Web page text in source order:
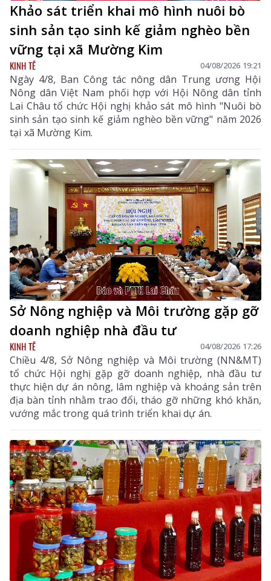
Khảo sát triển khai mô hình nuôi bò
sinh sản tạo sinh kế giảm nghèo bền
vững tại xã Mường Kim
KINH TẾ 04/08/2026 19:21
Ngày 4/8, Ban Công tác nông dân Trung ương Hội
Nông dân Việt Nam phối hợp với Hội Nông dân tỉnh
Lai Châu tổ chức Hội nghị khảo sát mô hình "Nuôi bò
sinh sản tạo sinh kế giảm nghèo bền vững" năm 2026
tại xã Mường Kim.
Sở Nông nghiệp và Môi trường gặp gỡ
doanh nghiệp nhà đầu tư
KINH TẾ 04/08/2026 17:26
Chiều 4/8, Sở Nông nghiệp và Môi trường (NN&MT)
tổ chức Hội nghị gặp gỡ doanh nghiệp, nhà đầu tư
thực hiện dự án nông, lâm nghiệp và khoáng sản trên
địa bàn tỉnh nhằm trao đổi, tháo gỡ những khó khăn,
vướng mắc trong quá trình triển khai dự án.